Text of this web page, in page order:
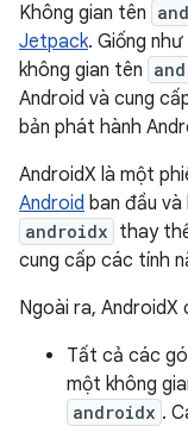
Không gian tên
Jetpack. Giống
không gian tên
Android và cung
bản phát hành
AndroidX là một
Android ban đầu
androidx thay
cung cấp các tính
Ngoài ra, AndroidX
Tất cả các
một không
androidx .